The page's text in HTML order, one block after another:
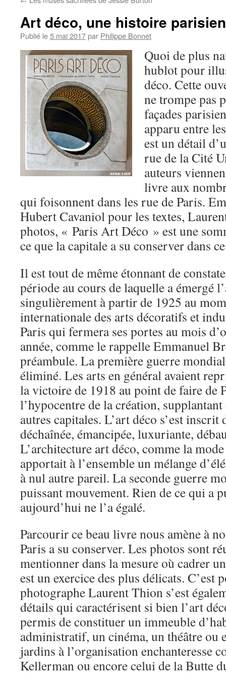
Art déco, une histoire
Publié le5 mai 2017par Philippe Bonnet
Quoi de plus
hublot pour
déco. Cette
ne trompe pas
façades
apparu entre
est un détail
rue de la Cité
auteurs
livre aux
qui foisonnent dans les rue de Paris.
Hubert Cavaniol pour les textes,
photos, « Paris Art Déco » est une
ce que la capitale a su conserver dans
Il est tout de même étonnant de
période au cours de laquelle a émergé
singulièrement à partir de 1925 au
internationale des arts décoratifs et
Paris qui fermera ses portes au mois
année, comme le rappelle Emmanuel
préambule. La première guerre
éliminé. Les arts en général avaient
la victoire de 1918 au point de faire de
l’hypocentre de la création,
autres capitales. L’art déco s’est inscrit
déchaînée, émancipée, luxuriante,
L’architecture art déco, comme la
apportait à l’ensemble un mélange
à nul autre pareil. La seconde guerre
puissant mouvement. Rien de ce qui a
aujourd’hui ne l’a égalé.
Parcourir ce beau livre nous amène à
Paris a su conserver. Les photos sont
mentionner dans la mesure où cadrer
est un exercice des plus délicats. C’est
photographe Laurent Thion s’est
détails qui caractérisent si bien l’art
permis de constituer un immeuble
administratif, un cinéma, un théâtre ou
jardins à l’organisation enchanteresse
Kellerman ou encore celui de la Butte